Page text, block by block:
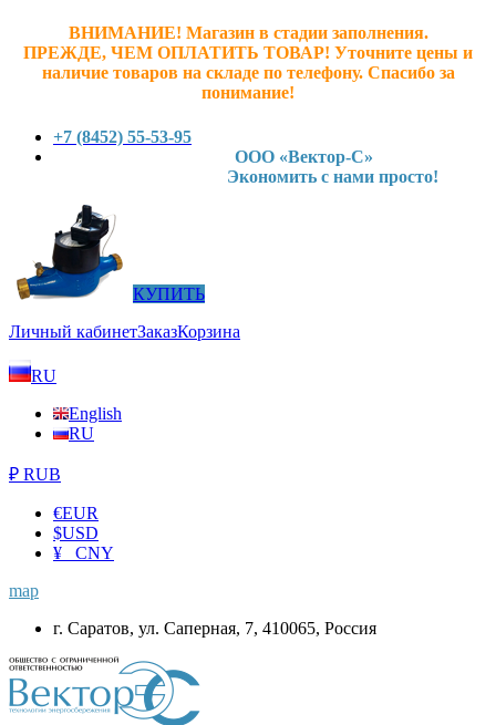
ВНИМАНИЕ! Магазин в стадии заполнения.
ПРЕЖДЕ, ЧЕМ ОПЛАТИТЬ ТОВАР! Уточните цены и
наличие товаров на складе по телефону. Спасибо за
понимание!
+7 (8452) 55-53-95
ООО «Вектор-С»
Экономить с нами просто!
КУПИТЬ
Личный кабинетЗаказКорзина
RU
English
RU
₽ RUB
€EUR
$USD
¥ CNY
map
г. Саратов, ул. Саперная, 7, 410065, Россия